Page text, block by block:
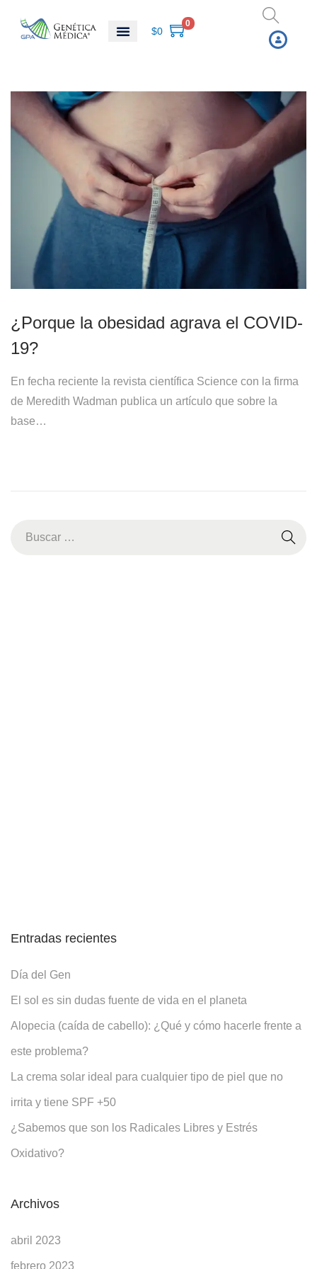
$0
0
¿Porque la obesidad agrava el COVID-
19?
En fecha reciente la revista científica Science con la firma
de Meredith Wadman publica un artículo que sobre la
base…
Entradas recientes
Día del Gen
El sol es sin dudas fuente de vida en el planeta
Alopecia (caída de cabello): ¿Qué y cómo hacerle frente a
este problema?
La crema solar ideal para cualquier tipo de piel que no
irrita y tiene SPF +50
¿Sabemos que son los Radicales Libres y Estrés
Oxidativo?
Archivos
abril 2023
febrero 2023